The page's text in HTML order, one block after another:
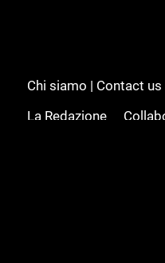
Chi siamo | Contact us
La Redazione